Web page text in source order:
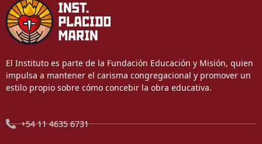
El Instituto es parte de la Fundación Educación y Misión, quien
impulsa a mantener el carisma congregacional y promover un
estilo propio sobre cómo concebir la obra educativa.
+54 11 4635 6731